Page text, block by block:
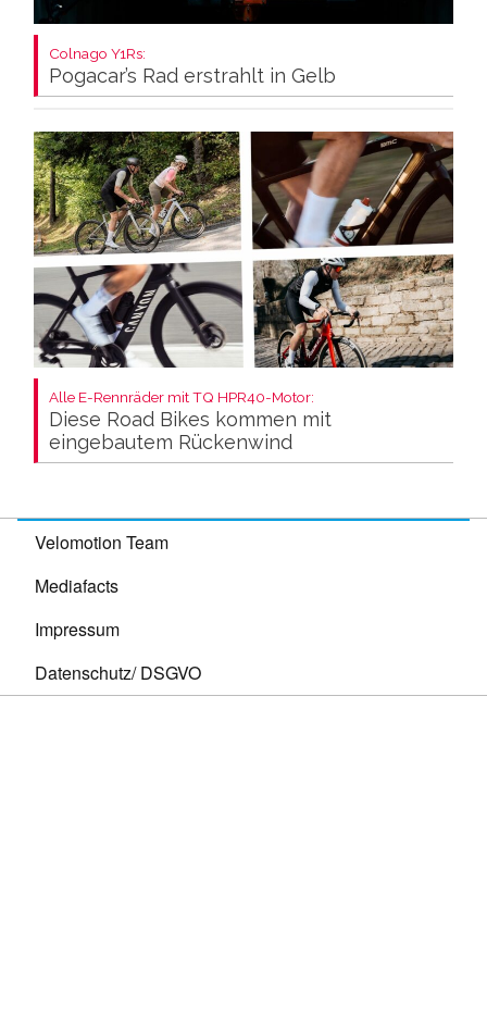
Colnago Y1Rs:
Pogacar’s Rad erstrahlt in Gelb
Alle E-Rennräder mit TQ HPR40-Motor:
Diese Road Bikes kommen mit
eingebautem Rückenwind
Velomotion Team
Mediafacts
Impressum
Datenschutz/ DSGVO